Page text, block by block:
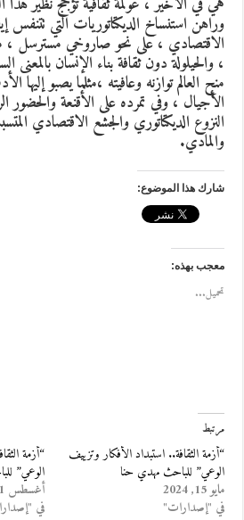
وراهن استنساخ الديكتاتوريات التي تتنفس
الاقتصادي ، على نحو صاروخي مسترسل ،
، والحيلولة دون ثقافة بناء الإنسان بالمعنى
منح العالم توازنه وعافيته ،مثلما يصبو إليها
الأجيال ، وفي تمرده على الأقنعة
النزوع الديكتاتوري والجشع الاقتصادي
والمادي.
شارك هذا الموضوع:
معجب بهذه:
تحميل...
مرتبط
“أزمة الثقافة.. استبداد الأفكار وتزييف
الوعي” للباحث مهدي حنا
مايو 15, 2024
في "إصدارات"
“أزمة
الوعي”
أغسطس 1, 2024
في